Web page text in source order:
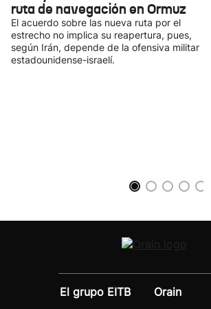
ruta de navegación en Ormuz
El acuerdo sobre las nueva ruta por el
estrecho no implica su reapertura, pues,
según Irán, depende de la ofensiva militar
estadounidense-israelí.
El grupo EITB
Orain